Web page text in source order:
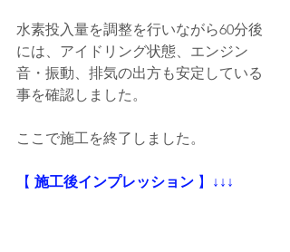
水素投入量を調整を行いながら60分後
には、アイドリング状態、エンジン
音・振動、排気の出方も安定している
事を確認しました。
ここで施工を終了しました。
【 施工後インプレッション 】 ↓↓↓